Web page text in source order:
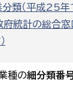
分類（平成25
府統計の総合窓
業種の細分類番号